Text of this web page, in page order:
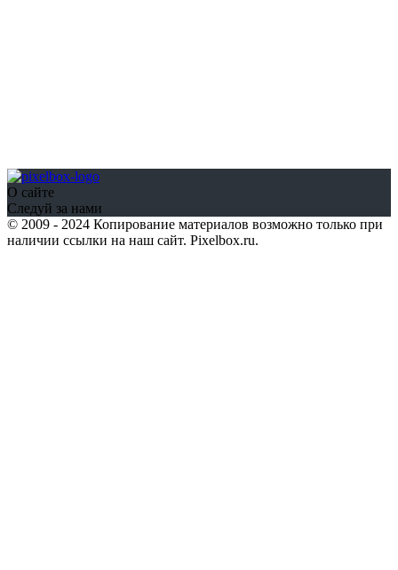
О сайте
Следуй за нами
© 2009 - 2024 Копирование материалов возможно только при
наличии ссылки на наш сайт. Pixelbox.ru.